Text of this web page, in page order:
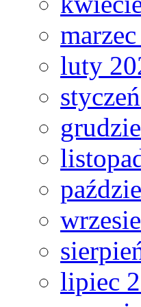
luty
lipiec